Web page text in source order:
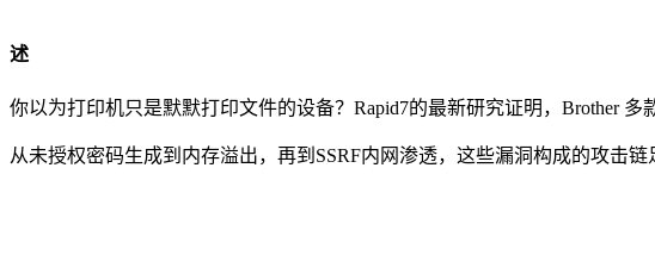
述
你以为打印机只是默默打印文件的设备？Rapid7的最新研究证明，Brother
从未授权密码生成到内存溢出，再到SSRF内网渗透，这些漏洞构成的攻击链